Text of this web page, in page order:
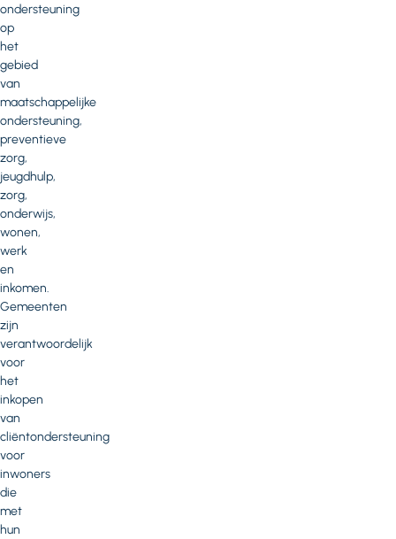
ondersteuning
op
het
gebied
van
maatschappelijke
ondersteuning,
preventieve
zorg,
jeugdhulp,
zorg,
onderwijs,
wonen,
werk
en
inkomen.
Gemeenten
zijn
verantwoordelijk
voor
het
inkopen
van
cliëntondersteuning
voor
inwoners
die
met
hun